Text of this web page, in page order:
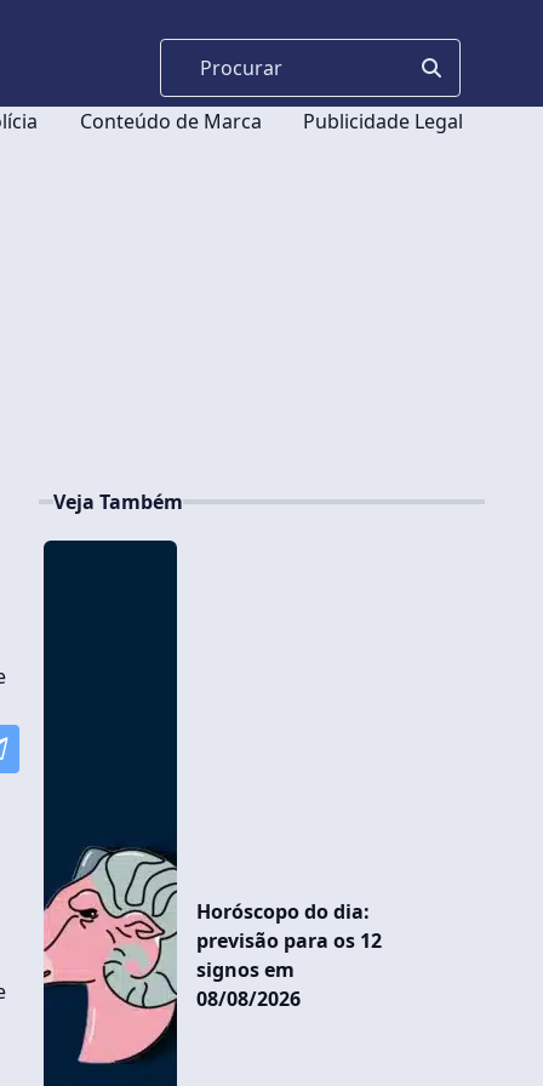
Conteúdo de Marca Publicidade Legal
Veja Também
Horóscopo do dia:
previsão para os 12
signos em
08/08/2026